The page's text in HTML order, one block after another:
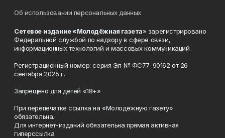
Об использовании персональных данных
Сетевое издание «Молодёжная газета» зарегистрировано
Федеральной службой по надзору в сфере связи,
информационных технологий и массовых коммуникаций
Регистрационный номер: серия Эл № ФС77-90162 от 26
сентября 2025 г.
Запрещено для детей «18+»
При перепечатке ссылка на «Молодёжную газету»
обязательна.
Для интернет-изданий обязательна прямая активная
гиперссылка.